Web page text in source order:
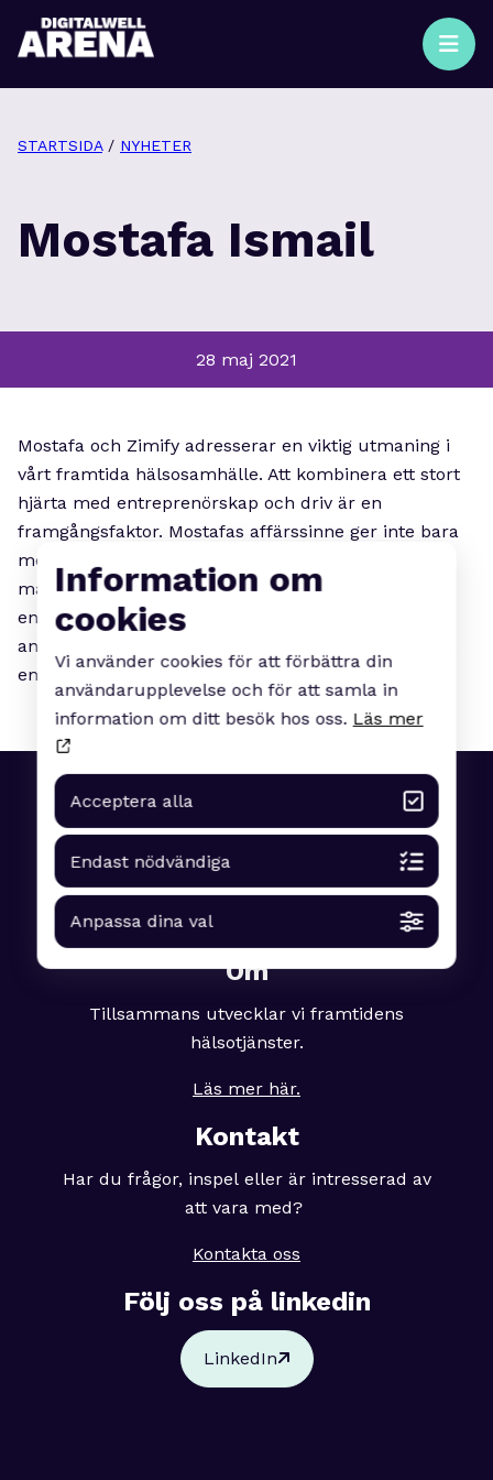
STARTSIDA/ NYHETER
Mostafa Ismail
28 maj 2021
Mostafa och Zimify adresserar en viktig utmaning i
vårt framtida hälsosamhälle. Att kombinera ett stort
hjärta med entreprenörskap och driv är en
framgångsfaktor. Mostafas affärssinne ger inte bara
möjlighet för Zimify att växa utan det möjliggör för
många studenter att studera och må bättre, helt
enkelt en viktig hållbarhetsfaktor. Hur kan tjänsten
användas av fler målgrupper? Vi ser verkligen fram
emot att följa Mostafas framtida entreprenörsresa.
Om
Tillsammans utvecklar vi framtidens
hälsotjänster.
Läs mer här.
Kontakt
Har du frågor, inspel eller är intresserad av
att vara med?
Kontakta oss
Följ oss på linkedin
LinkedIn
Information om
cookies
Vi använder cookies för att förbättra din
användarupplevelse och för att samla in
information om ditt besök hos oss. Läs mer
Acceptera alla
Endast nödvändiga
Anpassa dina val